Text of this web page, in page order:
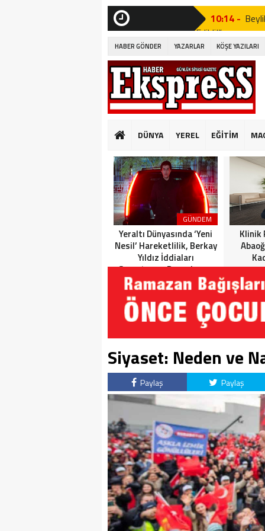
10:14 -
Edildi!”
19:53 -
19:51 -
19:49 -
GÜNKÜ GİBİ
10:14 -
Edildi!”
19:53 -
19:51 -
HABER GÖNDER YAZARLAR KÖŞE YAZILARI
DÜNYA YEREL EĞİTİM
GÜNDEM
Yeraltı Dünyasında ‘Yeni
Nesil’ Hareketlilik, Berkay
Yıldız İddiaları
Soruşturma Dosyalarına
Yansıdı!
Klinik
Siyaset: Neden ve
Paylaş Paylaş